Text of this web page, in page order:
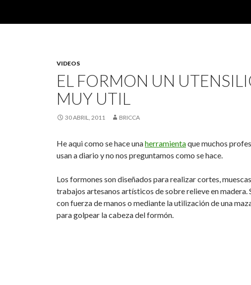
VIDEOS
EL FORMON UN
MUY UTIL
30 ABRIL, 2011 BRICCA
He aqui como se hace unaherramientaque muchos
usan a diario y no nos preguntamos como se hace.
Los formones son diseñados para realizar cortes,
trabajos artesanos artísticos de sobre relieve en madera.
con fuerza de manos o mediante la utilización de una
para golpear la cabeza del formón.